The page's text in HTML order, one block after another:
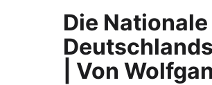
Die
| Von